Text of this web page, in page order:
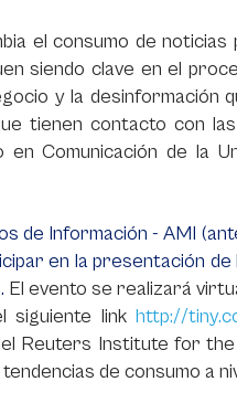
el consumo de
siendo clave en el
y la desinformación
tienen contacto con
Comunicación de la
de Información - AMI
en la presentación
El evento se realizará
siguiente linkhttp://
Reuters Institute for
de consumo a